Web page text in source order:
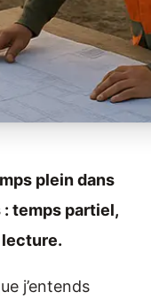
plein dans
: temps partiel,
lecture.
j’entends